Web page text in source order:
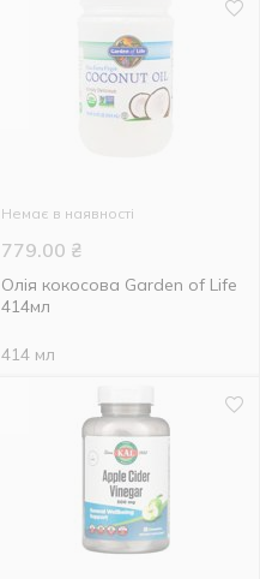
Немає в наявності
779.00 ₴
Олія кокосова Garden of Life
414мл
414 мл